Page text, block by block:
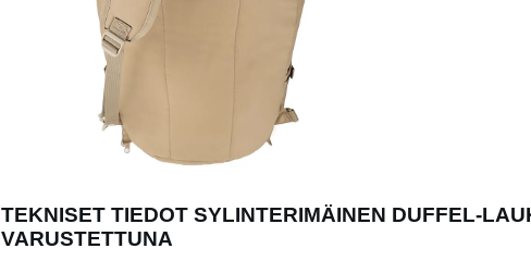
TEKNISET TIEDOT SYLINTERIMÄINEN DUFFEL-
VARUSTETTUNA